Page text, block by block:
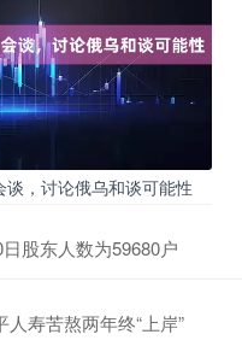
，讨论俄乌和谈可能性
股东人数为59680户
寿苦熬两年终“上岸”